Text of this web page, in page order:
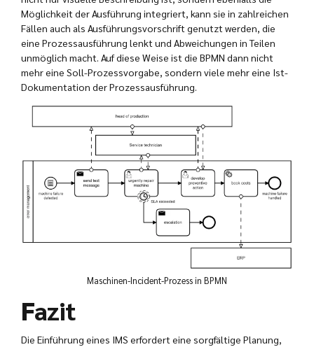
Möglichkeit der Ausführung integriert, kann sie in zahlreichen
Fällen auch als Ausführungsvorschrift genutzt werden, die
eine Prozessausführung lenkt und Abweichungen in Teilen
unmöglich macht. Auf diese Weise ist die BPMN dann nicht
mehr eine Soll-Prozessvorgabe, sondern viele mehr eine Ist-
Dokumentation der Prozessausführung.
Maschinen-Incident-Prozess in BPMN
Fazit
Die Einführung eines IMS erfordert eine sorgfältige Planung,